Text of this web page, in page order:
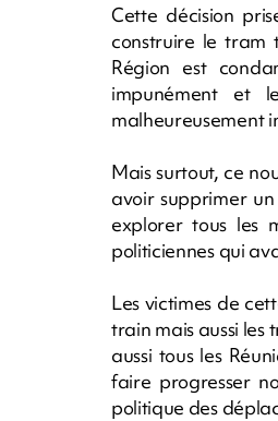
Cette décision
construire le tram
Région est
impunément et
malheureusement
Mais surtout, ce
avoir supprimer
explorer tous les
politiciennes qui
Les victimes de
train mais aussi les
aussi tous les
faire progresser
politique des